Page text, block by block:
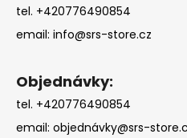
tel. +420776490854
email: info@srs-store.cz
Objednávky:
tel. +420776490854
email: objednávky@srs-